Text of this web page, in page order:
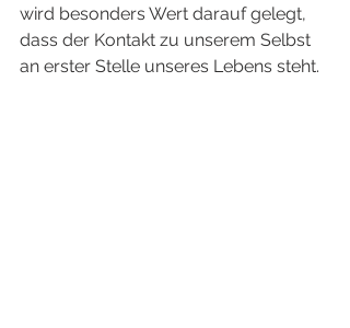
wird besonders Wert darauf gelegt,
dass der Kontakt zu unserem Selbst
an erster Stelle unseres Lebens steht.